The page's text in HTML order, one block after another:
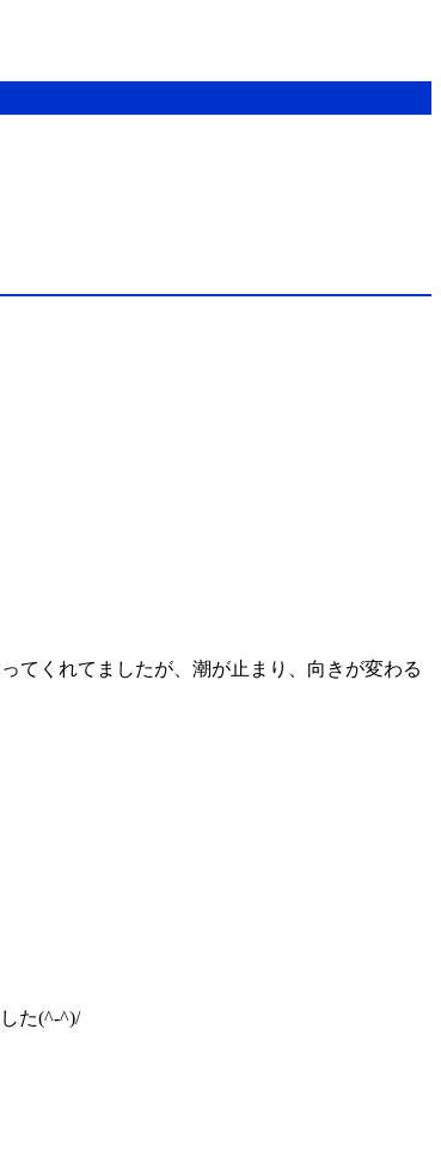
てくれてましたが、潮が止まり、向きが変わる
た(^-^)/